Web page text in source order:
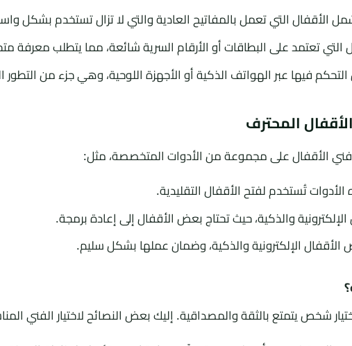
الأقفال التي تعمل بالمفاتيح العادية والتي لا تزال تستخدم بشكل
التي تعتمد على البطاقات أو الأرقام السرية شائعة، مما يتطلب
فيها عبر الهواتف الذكية أو الأجهزة اللوحية، وهي جزء من
المحترف
الأقفال على مجموعة من الأدوات المتخصصة، مثل:
تُستخدم لفتح الأقفال التقليدية.
والذكية، حيث تحتاج بعض الأقفال إلى إعادة برمجة.
الإلكترونية والذكية، وضمان عملها بشكل سليم.
شخص يتمتع بالثقة والمصداقية. إليك بعض النصائح لاختيار الفني